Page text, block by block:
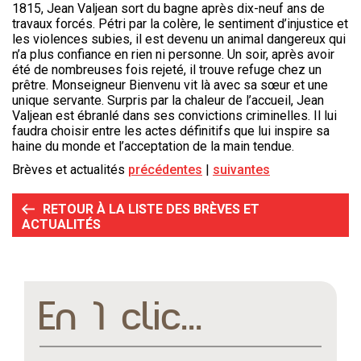
1815, Jean Valjean sort du bagne après dix-neuf ans de
travaux forcés. Pétri par la colère, le sentiment d’injustice et
les violences subies, il est devenu un animal dangereux qui
n’a plus confiance en rien ni personne. Un soir, après avoir
été de nombreuses fois rejeté, il trouve refuge chez un
prêtre. Monseigneur Bienvenu vit là avec sa sœur et une
unique servante. Surpris par la chaleur de l’accueil, Jean
Valjean est ébranlé dans ses convictions criminelles. Il lui
faudra choisir entre les actes définitifs que lui inspire sa
haine du monde et l’acceptation de la main tendue.
Brèves et actualités précédentes suivantes
RETOUR À LA LISTE DES BRÈVES ET
ACTUALITÉS
En 1 clic...